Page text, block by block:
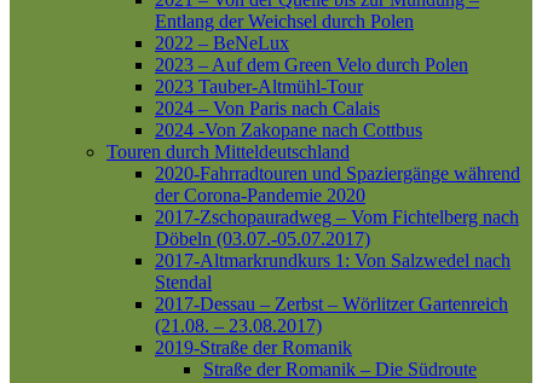
Entlang der Weichsel durch Polen
2022 – BeNeLux
2023 – Auf dem Green Velo durch Polen
2023 Tauber-Altmühl-Tour
2024 – Von Paris nach Calais
2024 -Von Zakopane nach Cottbus
Touren durch Mitteldeutschland
2020-Fahrradtouren und Spaziergänge während
der Corona-Pandemie 2020
2017-Zschopauradweg – Vom Fichtelberg nach
Döbeln (03.07.-05.07.2017)
2017-Altmarkrundkurs 1: Von Salzwedel nach
Stendal
2017-Dessau – Zerbst – Wörlitzer Gartenreich
(21.08. – 23.08.2017)
2019-Straße der Romanik
Straße der Romanik – Die Südroute